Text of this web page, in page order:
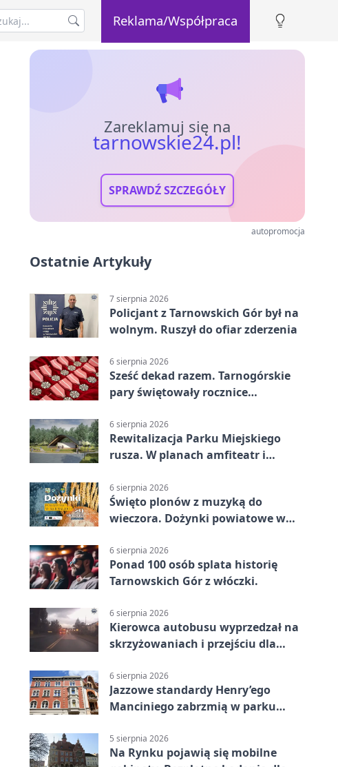
Reklama/Współpraca
Zareklamuj się na
tarnowskie24.pl!
SPRAWDŹ SZCZEGÓŁY
autopromocja
Ostatnie Artykuły
7 sierpnia 2026
Policjant z Tarnowskich Gór był na
wolnym. Ruszył do ofiar zderzenia
6 sierpnia 2026
Sześć dekad razem. Tarnogórskie
pary świętowały rocznice
6 sierpnia 2026
Rewitalizacja Parku Miejskiego
rusza. W planach amfiteatr i
6 sierpnia 2026
Święto plonów z muzyką do
wieczora. Dożynki powiatowe w
6 sierpnia 2026
Ponad 100 osób splata historię
Tarnowskich Gór z włóczki.
6 sierpnia 2026
Kierowca autobusu wyprzedzał na
skrzyżowaniach i przejściu dla
6 sierpnia 2026
Jazzowe standardy Henry’ego
Manciniego zabrzmią w parku
5 sierpnia 2026
Na Rynku pojawią się mobilne